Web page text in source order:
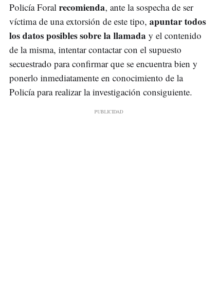
Policía Foral recomienda, ante la sospecha de ser
víctima de una extorsión de este tipo, apuntar todos
los datos posibles sobre la llamada y el contenido
de la misma, intentar contactar con el supuesto
secuestrado para confirmar que se encuentra bien y
ponerlo inmediatamente en conocimiento de la
Policía para realizar la investigación consiguiente.